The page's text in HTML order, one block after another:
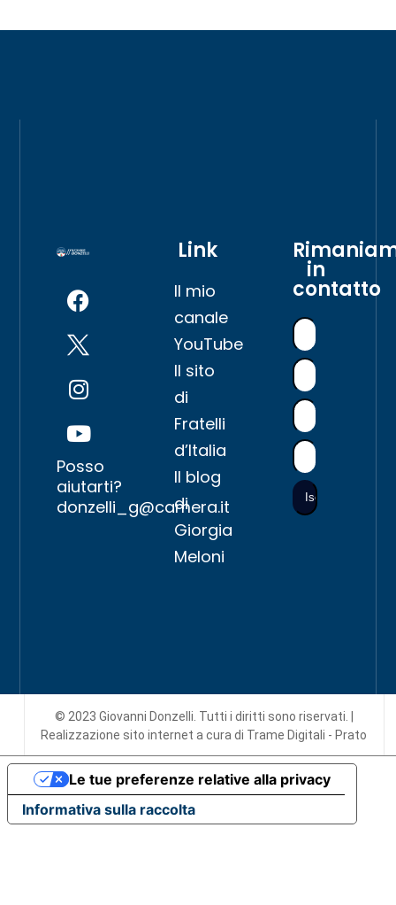
Posso
aiutarti?
donzelli_g@camera.it
Link
Il mio
canale
YouTube
Il sito
di
Fratelli
d’Italia
Il blog
di
Giorgia
Meloni
in
contatto
© 2023 Giovanni Donzelli. Tutti i diritti sono riservati. |
Realizzazione sito interneta cura di Trame Digitali - Prato
Informativa sulla raccolta
Le tue preferenze relative alla privacy